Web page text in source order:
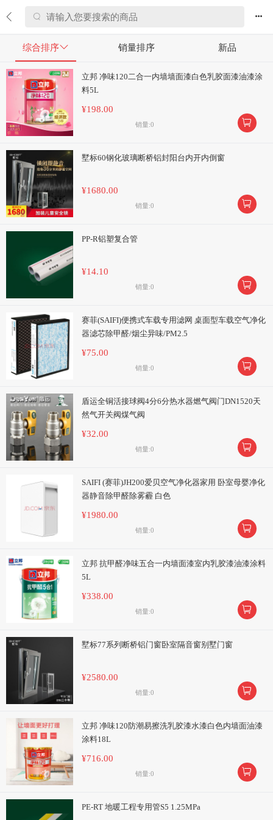
 
综合排序 销量排序 新品
立邦 净味120二合一内墙墙面漆白色乳胶面漆油漆涂
料5L
¥198.00
销量:0 
墅标60钢化玻璃断桥铝封阳台内开内倒窗
¥1680.00
销量:0 
PP-R铝塑复合管
¥14.10
销量:0 
赛菲(SAIFI)便携式车载专用滤网 桌面型车载空气净化
器滤芯除甲醛/烟尘异味/PM2.5
¥75.00
销量:0 
盾运全铜活接球阀4分6分热水器燃气阀门DN1520天
然气开关阀煤气阀
¥32.00
销量:0 
SAIFI (赛菲)JH200爱贝空气净化器家用 卧室母婴净化
器静音除甲醛除雾霾 白色
¥1980.00
销量:0 
立邦 抗甲醛净味五合一内墙面漆室内乳胶漆油漆涂料
5L
¥338.00
销量:0 
墅标77系列断桥铝门窗卧室隔音窗别墅门窗
¥2580.00
销量:0 
立邦 净味120防潮易擦洗乳胶漆水漆白色内墙面油漆
涂料18L
¥716.00
销量:0 
PE-RT 地暖工程专用管S5 1.25MPa